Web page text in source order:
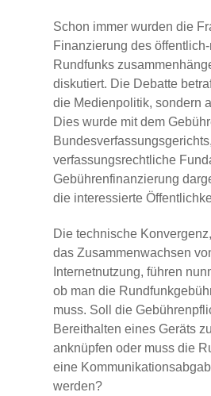
Schon immer wurden die
Finanzierung des
Rundfunks
diskutiert. Die Debatte
die Medienpolitik, sondern
Dies wurde mit dem
verfassungsrechtliche
Gebührenfinanzierung
die interessierte
Die technische
das Zusammenwachsen
Internetnutzung, führen
ob man die
muss. Soll die
Bereithalten eines Geräts
anknüpfen oder muss die
eine
werden?